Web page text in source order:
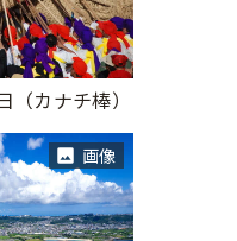
カナチ棒）
画像